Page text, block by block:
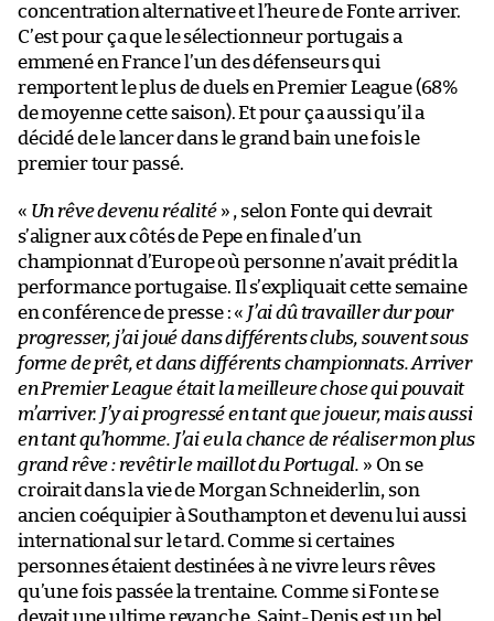
concentration alternative et l’heure de Fonte arriver.
C’est pour ça que le sélectionneur portugais a
emmené en France l’un des défenseurs qui
remportent le plus de duels en Premier League (68%
de moyenne cette saison). Et pour ça aussi qu’il a
décidé de le lancer dans le grand bain une fois le
premier tour passé.
« Un rêve devenu réalité» , selon Fonte qui devrait
s’aligner aux côtés de Pepe en finale d’un
championnat d’Europe où personne n’avait prédit la
performance portugaise. Il s’expliquait cette semaine
en conférence de presse : « J’ai dû travailler dur pour
progresser, j’ai joué dans différents clubs, souvent sous
forme de prêt, et dans différents championnats. Arriver
en Premier League était la meilleure chose qui pouvait
m’arriver. J’y ai progressé en tant que joueur, mais aussi
en tant qu’homme. J’ai eu la chance de réaliser mon plus
grand rêve : revêtir le maillot du Portugal. » On se
croirait dans la vie de Morgan Schneiderlin, son
ancien coéquipier à Southampton et devenu lui aussi
international sur le tard. Comme si certaines
personnes étaient destinées à ne vivre leurs rêves
qu’une fois passée la trentaine. Comme si Fonte se
devait une ultime revanche. Saint-Denis est un bel